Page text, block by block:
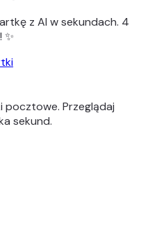
z AI w sekundach. 4
pocztowe. Przeglądaj
sekund.